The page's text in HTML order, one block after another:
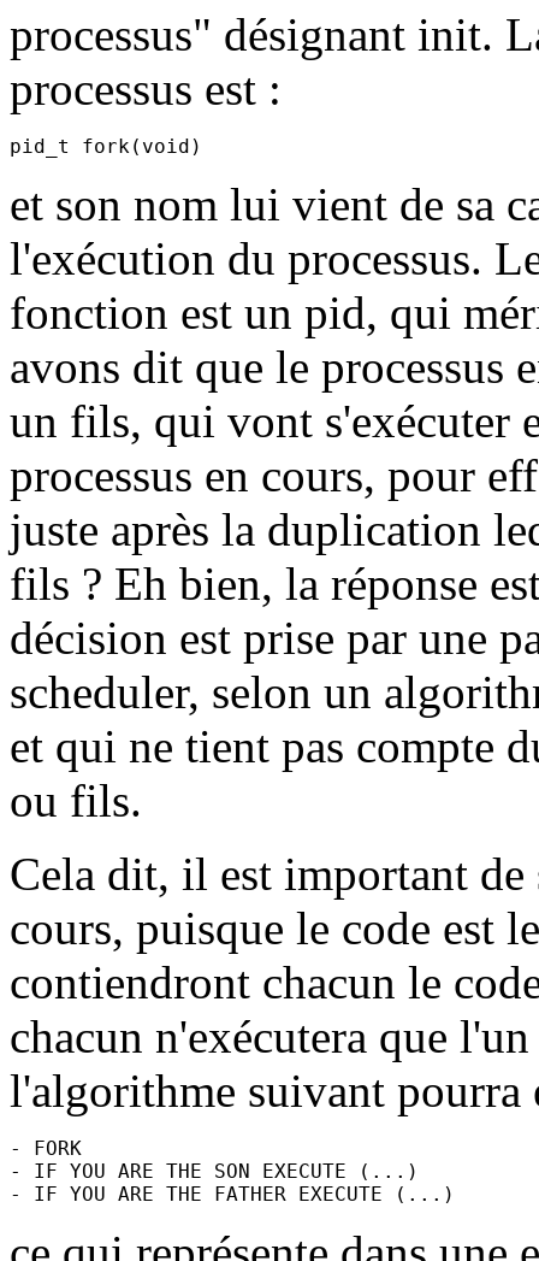
processus" désignant init.
processus est :
et son nom lui vient de sa
l'exécution du processus.
fonction est un pid, qui
avons dit que le processus
un fils, qui vont s'exécuter
processus en cours, pour
juste après la duplication
fils ? Eh bien, la réponse
décision est prise par une
scheduler, selon un
et qui ne tient pas compte
ou fils.
Cela dit, il est important de
cours, puisque le code est
contiendront chacun le
chacun n'exécutera que
l'algorithme suivant pourra
- FORK
- IF YOU ARE THE SON EXECUTE (...)